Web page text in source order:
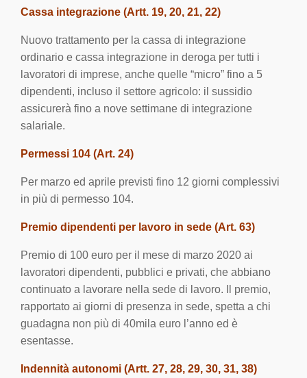
Cassa integrazione (Artt. 19, 20, 21, 22)
Nuovo trattamento per la cassa di integrazione
ordinario e cassa integrazione in deroga per tutti i
lavoratori di imprese, anche quelle “micro” fino a 5
dipendenti, incluso il settore agricolo: il sussidio
assicurerà fino a nove settimane di integrazione
salariale.
Permessi 104 (Art. 24)
Per marzo ed aprile previsti fino 12 giorni complessivi
in più di permesso 104.
Premio dipendenti per lavoro in sede (Art. 63)
Premio di 100 euro per il mese di marzo 2020 ai
lavoratori dipendenti, pubblici e privati, che abbiano
continuato a lavorare nella sede di lavoro. Il premio,
rapportato ai giorni di presenza in sede, spetta a chi
guadagna non più di 40mila euro l’anno ed è
esentasse.
Indennità autonomi (Artt. 27, 28, 29, 30, 31, 38)